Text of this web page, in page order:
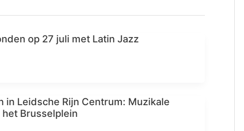
op 27 juli met Latin Jazz
in Leidsche Rijn Centrum: Muzikale
Brusselplein